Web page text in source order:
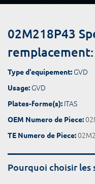
02M218P43
remplacement:
Type d'equipement: GVD
Usage: GVD
Plates-forme(s): ITAS
OEM Numero de Piece:
TE Numero de Piece:
Pourquoi choisir les